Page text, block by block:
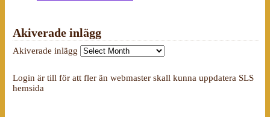
Akiverade inlägg
Akiverade inlägg
Login är till för att fler än webmaster skall kunna uppdatera SLS
hemsida